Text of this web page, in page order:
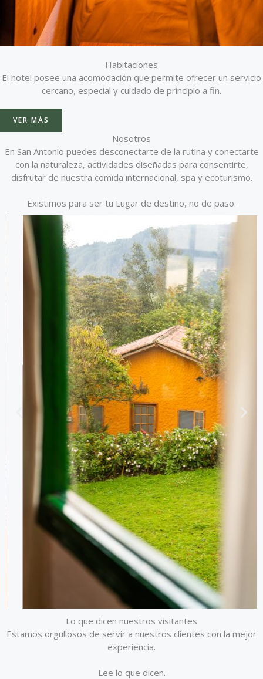
Habitaciones
El hotel posee una acomodación que permite ofrecer un servicio
cercano, especial y cuidado de principio a fin.
VER MÁS
Nosotros
En San Antonio puedes desconectarte de la rutina y conectarte
con la naturaleza, actividades diseñadas para consentirte,
disfrutar de nuestra comida internacional, spa y ecoturismo.
Existimos para ser tu Lugar de destino, no de paso.
Lo que dicen nuestros visitantes
Estamos orgullosos de servir a nuestros clientes con la mejor
experiencia.
Lee lo que dicen.